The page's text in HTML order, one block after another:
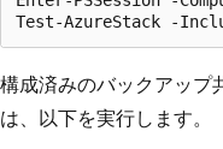
構成済みのバックアップ
は、以下を実行します。